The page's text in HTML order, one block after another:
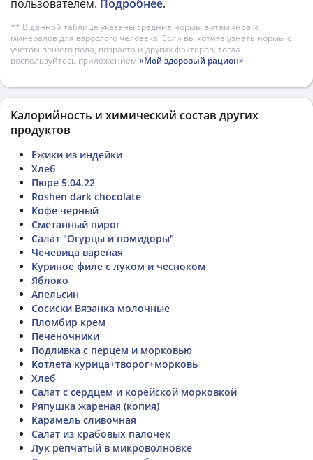
пользователем. Подробнее.
** В данной таблице указаны средние нормы витаминов и
минералов для взрослого человека. Если вы хотите узнать нормы с
учетом вашего пола, возраста и других факторов, тогда
воспользуйтесь приложением «Мой здоровый рацион».
Калорийность и химический состав других
продуктов
Ежики из индейки
Хлеб
Пюре 5.04.22
Roshen dark chocolate
Кофе черный
Сметанный пирог
Салат "Огурцы и помидоры"
Чечевица вареная
Куриное филе с луком и чесноком
Яблоко
Апельсин
Сосиски Вязанка молочные
Пломбир крем
Печеночники
Подливка с перцем и морковью
Котлета курица+творог+морковь
Хлеб
Салат с сердцем и корейской морковкой
Ряпушка жареная (копия)
Карамель сливочная
Салат из крабовых палочек
Лук репчатый в микроволновке